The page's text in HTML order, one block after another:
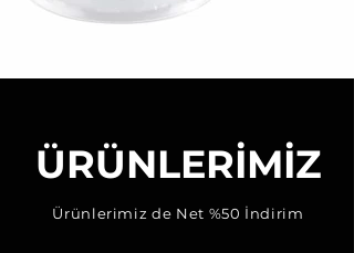
ÜRÜNLERİMİZ
Ürünlerimiz de Net %50 İndirim